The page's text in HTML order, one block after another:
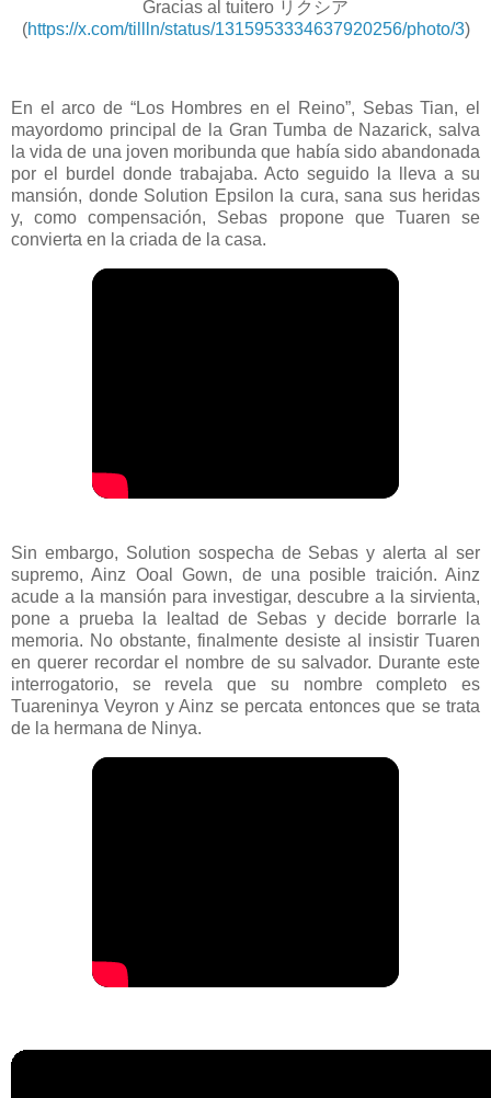
Gracias al tuitero リクシア
(https://x.com/tillln/status/1315953334637920256/photo/3)
En el arco de “Los Hombres en el Reino”, Sebas Tian, el
mayordomo principal de la Gran Tumba de Nazarick, salva
la vida de una joven moribunda que había sido abandonada
por el burdel donde trabajaba. Acto seguido la lleva a su
mansión, donde Solution Epsilon la cura, sana sus heridas
y, como compensación, Sebas propone que Tuaren se
convierta en la criada de la casa.
Sin embargo, Solution sospecha de Sebas y alerta al ser
supremo, Ainz Ooal Gown, de una posible traición. Ainz
acude a la mansión para investigar, descubre a la sirvienta,
pone a prueba la lealtad de Sebas y decide borrarle la
memoria. No obstante, finalmente desiste al insistir Tuaren
en querer recordar el nombre de su salvador. Durante este
interrogatorio, se revela que su nombre completo es
Tuareninya Veyron y Ainz se percata entonces que se trata
de la hermana de Ninya.